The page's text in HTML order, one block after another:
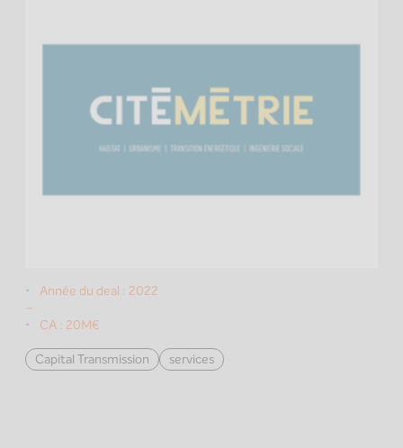
Année du deal : 2022
–
CA : 20M€
Capital Transmission
services